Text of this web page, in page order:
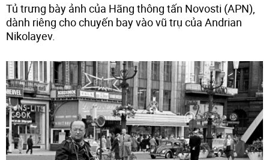
Tủ trưng bày ảnh của Hãng thông tấn Novosti (APN),
dành riêng cho chuyến bay vào vũ trụ của Andrian
Nikolayev.